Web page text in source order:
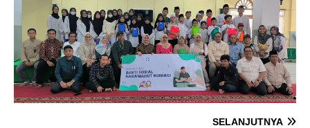
SELANJUTNYA